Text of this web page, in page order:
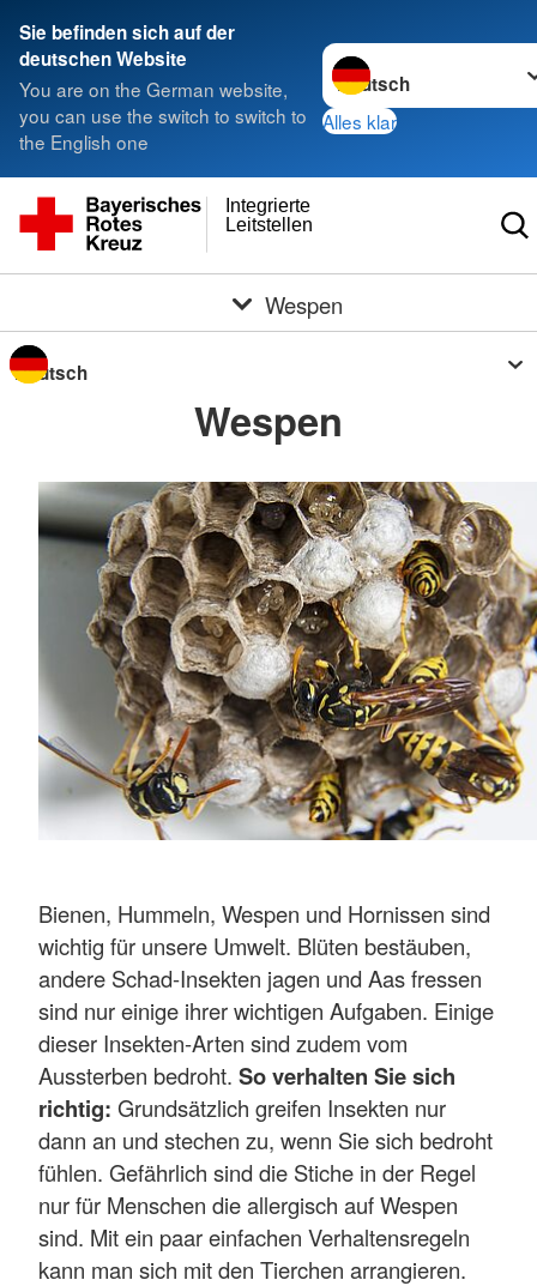
Sie befinden sich auf der
deutschen Website
You are on the German website,
you can use the switch to switch to
the English one
Sprache wechseln zu
Alles klar
Leitstellen
Integrierte
Wespen
Sprache wechseln zu
Wespen
Bienen, Hummeln, Wespen und Hornissen sind
wichtig für unsere Umwelt. Blüten bestäuben,
andere Schad-Insekten jagen und Aas fressen
sind nur einige ihrer wichtigen Aufgaben. Einige
dieser Insekten-Arten sind zudem vom
Aussterben bedroht. So verhalten Sie sich
richtig: Grundsätzlich greifen Insekten nur
dann an und stechen zu, wenn Sie sich bedroht
fühlen. Gefährlich sind die Stiche in der Regel
nur für Menschen die allergisch auf Wespen
sind. Mit ein paar einfachen Verhaltensregeln
kann man sich mit den Tierchen arrangieren.